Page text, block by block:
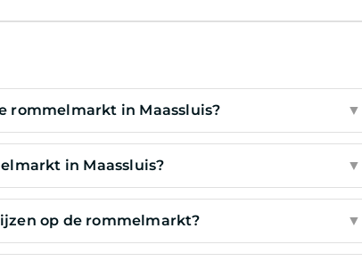
rommelmarkt in Maassluis? ▼
in Maassluis? ▼
op de rommelmarkt? ▼